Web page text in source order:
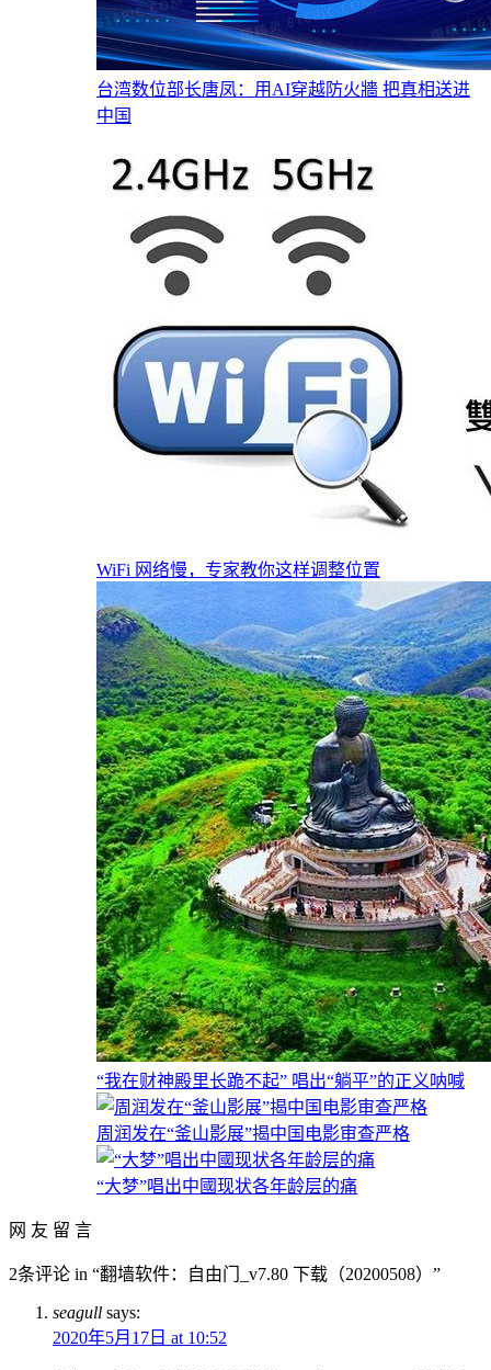
台湾数位部长唐凤：用AI穿越防火牆 把真相送进
中国
WiFi 网络慢，专家教你这样调整位置
“我在财神殿里长跪不起” 唱出“躺平”的正义呐喊
周润发在“釜山影展”揭中国电影审查严格
“大梦”唱出中國现状各年龄层的痛
网 友 留 言
2条评论 in “翻墙软件：自由门_v7.80 下载（20200508）”
seagull says:
2020年5月17日 at 10:52